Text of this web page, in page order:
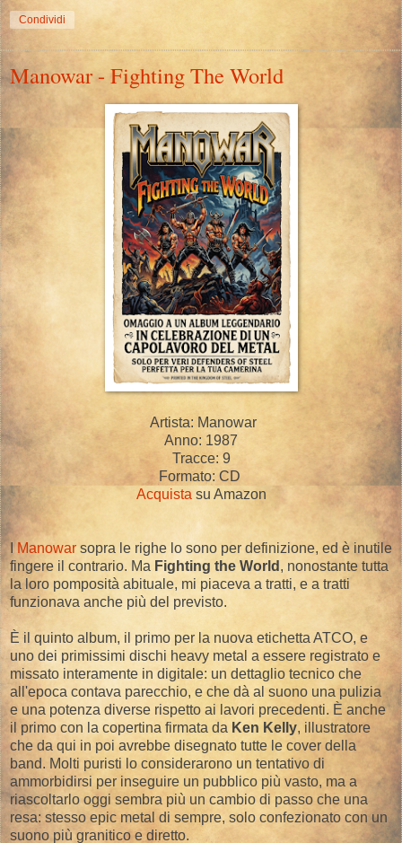
Condividi
Manowar - Fighting The World
Artista: Manowar
Anno: 1987
Tracce: 9
Formato: CD
Acquista su Amazon
I Manowar sopra le righe lo sono per definizione, ed è inutile
fingere il contrario. Ma Fighting the World , nonostante tutta
la loro pomposità abituale, mi piaceva a tratti, e a tratti
funzionava anche più del previsto.
È il quinto album, il primo per la nuova etichetta ATCO, e
uno dei primissimi dischi heavy metal a essere registrato e
missato interamente in digitale: un dettaglio tecnico che
all'epoca contava parecchio, e che dà al suono una pulizia
e una potenza diverse rispetto ai lavori precedenti. È anche
il primo con la copertina firmata da Ken Kelly, illustratore
che da qui in poi avrebbe disegnato tutte le cover della
band. Molti puristi lo considerarono un tentativo di
ammorbidirsi per inseguire un pubblico più vasto, ma a
riascoltarlo oggi sembra più un cambio di passo che una
resa: stesso epic metal di sempre, solo confezionato con un
suono più granitico e diretto.